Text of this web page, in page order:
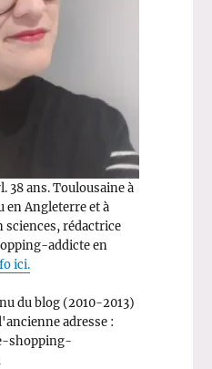
38 ans. Toulousaine à
en Angleterre et à
sciences, rédactrice
addicte en
ici.
du blog (2010-2013)
adresse :
shopping-